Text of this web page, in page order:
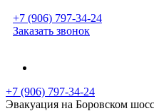
+7 (906) 797-34-24
Заказать звонок
+7 (906) 797-34-24
Эвакуация на Боровском